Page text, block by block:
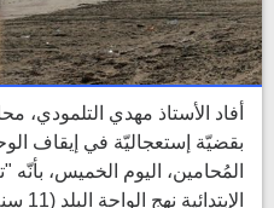
أفاد الأستاذ مهدي التلمودي،
بقضيّة إستعجاليّة في إيقاف
المُحامين، اليوم الخميس،